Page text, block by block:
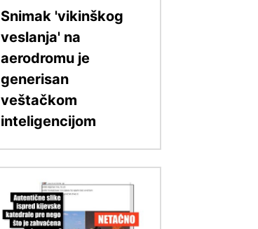
Snimak 'vikinškog
veslanja' na
aerodromu je
generisan
veštačkom
inteligencijom